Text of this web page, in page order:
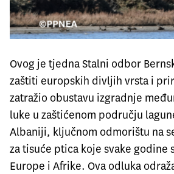
Ovog je tjedna Stalni odbor
zaštiti europskih divljih vrsta i
zatražio obustavu izgradnje
luke u zaštićenom području
Albaniji, ključnom odmorištu na
za tisuće ptica koje svake godine
Europe i Afrike. Ova odluka